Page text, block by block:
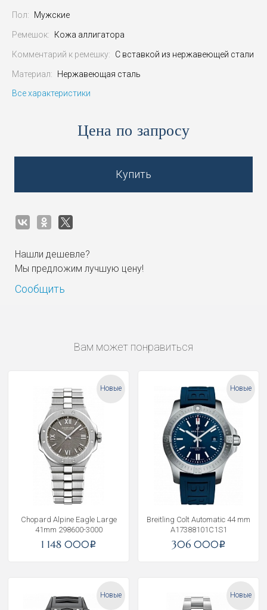
Пол: Мужские
Ремешок: Кожа аллигатора
Комментарий к ремешку: С вставкой из нержавеющей стали
Материал:
Нержавеющая сталь
Все характеристики
Цена по запросу
Купить
Нашли дешевле?
Мы предложим лучшую цену!
Сообщить
Вам может понравиться
Новые
Chopard Alpine Eagle Large
41mm 298600-3000
1 148 000i
Новые
Breitling Colt Automatic 44 mm
A17388101C1S1
306 000i
Новые Новые